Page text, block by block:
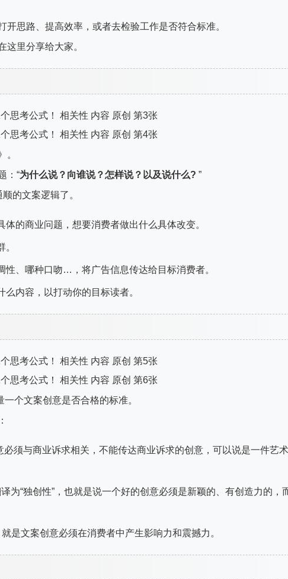
思路、提高效率，或者去检验工作是否符合标准。
这里分享给大家。
。
：“为什么说？向谁说？怎样说？以及说什么? ”
的文案逻辑了。
的商业问题，想要消费者做出什么具体改变。
、哪种口吻…，将广告信息传达给目标消费者。
内容，以打动你的目标读者。
个文案创意是否合格的标准。
须与商业诉求相关，不能传达商业诉求的创意，可以说是一件艺术
为“独创性”，也就是说一个好的创意必须是新颖的、有创造力的，
是文案创意必须在消费者中产生影响力和震撼力。